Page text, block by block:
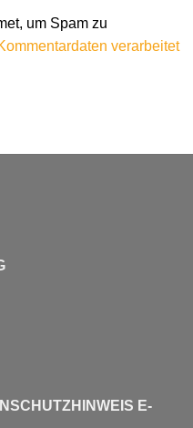
um Spam zu
verarbeitet
E-